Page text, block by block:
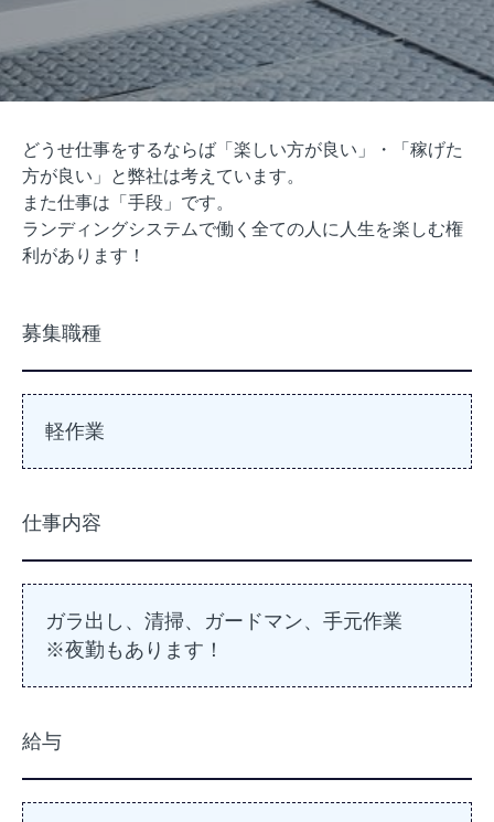
どうせ仕事をするならば「楽しい方が良い」・「稼げた
方が良い」と弊社は考えています。
また仕事は「手段」です。
ランディングシステムで働く全ての人に人生を楽しむ権
利があります！
募集職種
軽作業
仕事内容
ガラ出し、清掃、ガードマン、手元作業
※夜勤もあります！
給与